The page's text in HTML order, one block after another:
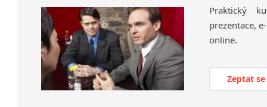
Praktický
prezentace,
online.
Zeptat